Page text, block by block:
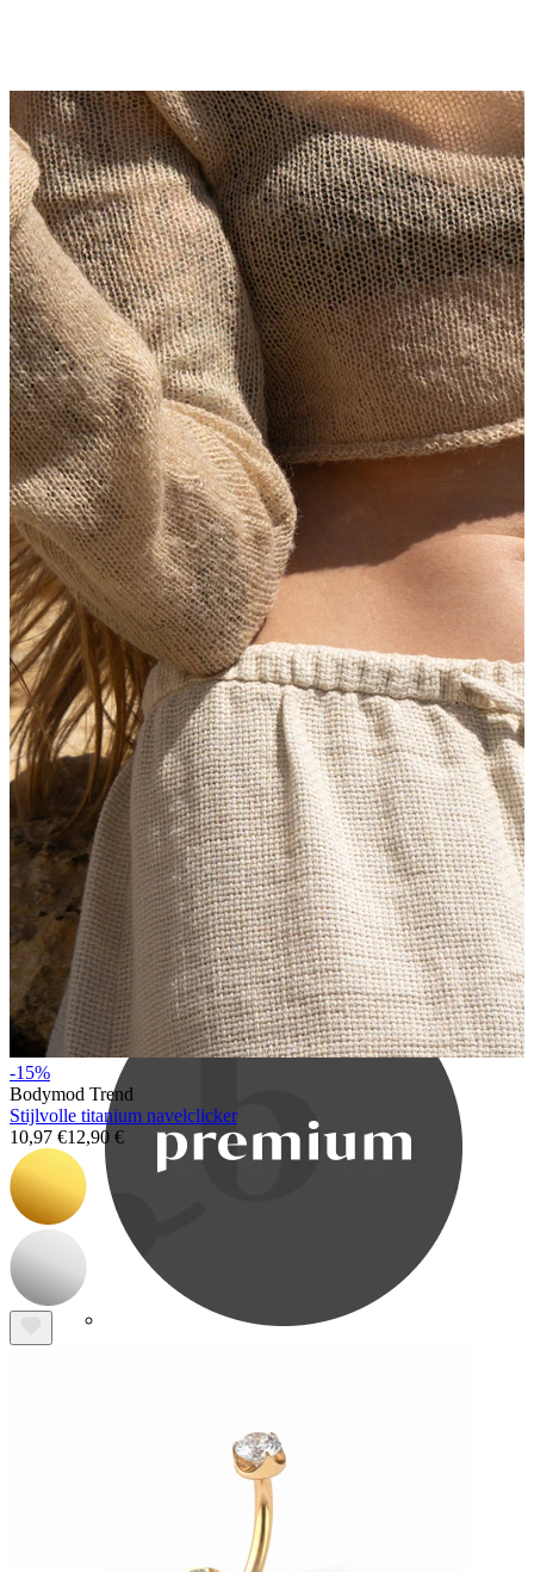
14k gouden sieraden
Shop Titanium
Nieuw
Koop 4, betaal 3Shop Bodymod Moments
Brands
Brands
Bodymod Care
-15%
Bodymod Trend
Stijlvolle titanium navelclicker
10,97 €12,90 €